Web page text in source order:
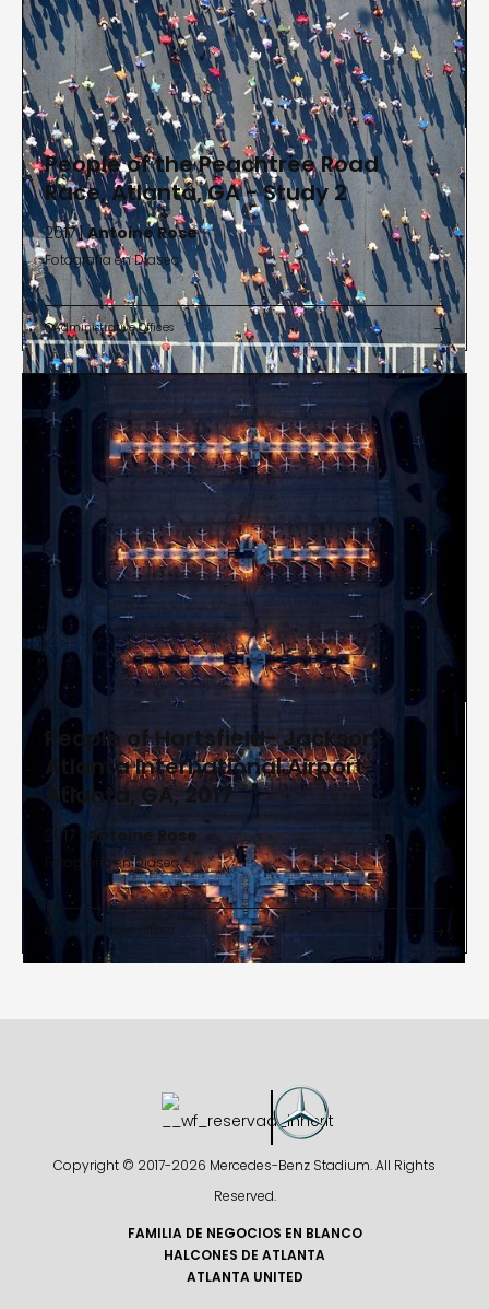
People of the Peachtree Road
Race, Atlanta, GA - Study 2
2017 |Antoine Rose
Fotografía en Diasec
Administrative Offices 
People of Hartsfield- Jackson
Atlanta International Airport,
Atlanta, GA, 2017
2017 | Antoine Rose
Fotografía en Diasec
Administrative Offices
Copyright © 2017-2026 Mercedes-Benz Stadium. All Rights
Reserved.
FAMILIA DE NEGOCIOS EN BLANCO
HALCONES DE ATLANTA
ATLANTA UNITED